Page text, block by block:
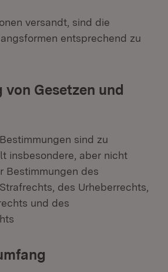
versandt, sind die
entsprechend zu
von Gesetzen und
sind zu
insbesondere, aber nicht
Bestimmungen des
des Urheberrechts,
und des